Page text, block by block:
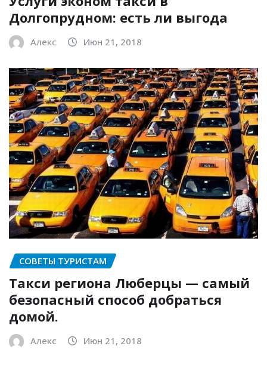
Долгопрудном: есть ли выгода
Алекс Июн 21, 2018
СОВЕТЫ ТУРИСТАМ
Такси региона Люберцы — самый
безопасный способ добраться
домой.
Алекс Июн 21, 2018